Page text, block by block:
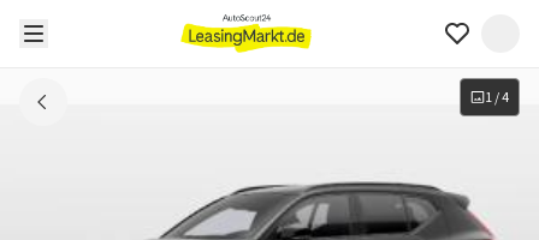
1/4